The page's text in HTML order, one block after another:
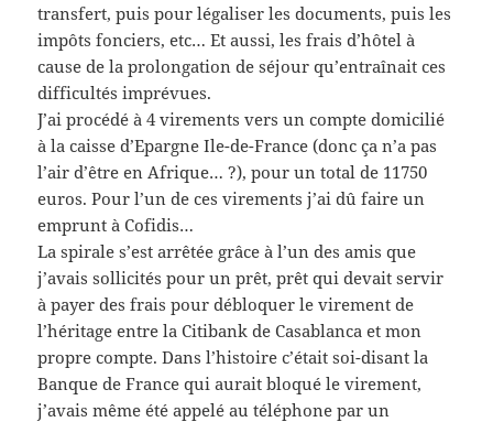
transfert, puis pour légaliser les documents, puis les
impôts fonciers, etc… Et aussi, les frais d’hôtel à
cause de la prolongation de séjour qu’entraînait ces
difficultés imprévues.
J’ai procédé à 4 virements vers un compte domicilié
à la caisse d’Epargne Ile-de-France (donc ça n’a pas
l’air d’être en Afrique… ?), pour un total de 11750
euros. Pour l’un de ces virements j’ai dû faire un
emprunt à Cofidis…
La spirale s’est arrêtée grâce à l’un des amis que
j’avais sollicités pour un prêt, prêt qui devait servir
à payer des frais pour débloquer le virement de
l’héritage entre la Citibank de Casablanca et mon
propre compte. Dans l’histoire c’était soi-disant la
Banque de France qui aurait bloqué le virement,
j’avais même été appelé au téléphone par un